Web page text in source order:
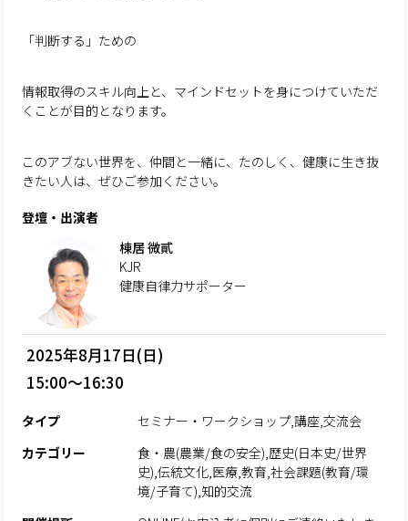
「判断する」ための
情報取得のスキル向上と、マインドセットを身につけていただ
くことが目的となります。
このアブない世界を、仲間と一緒に、たのしく、健康に生き抜
きたい人は、ぜひご参加ください。
登壇・出演者
棟居 微貳
KJR
健康自律力サポーター
2025年8月17日(日)
15:00～16:30
タイプ
セミナー・ワークショップ,講座,交流会
カテゴリー
食・農(農業/食の安全),歴史(日本史/世界
史),伝統文化,医療,教育,社会課題(教育/環
境/子育て),知的交流